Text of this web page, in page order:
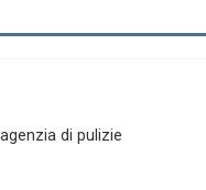
di pulizie